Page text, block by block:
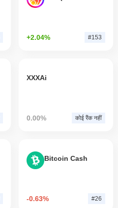
+2.04% #153
XXXAi
0.00% कोई रैंक नहीं
Bitcoin Cash
-0.63% #26